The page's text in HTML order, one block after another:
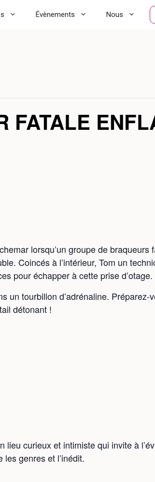
Évènements Nous
FATALE
lorsqu’un groupe de braqueurs
Coincés à l’intérieur, Tom un
pour échapper à cette prise d’otage.
un tourbillon d’adrénaline. Préparez-
détonant !
curieux et intimiste qui invite à
genres et l’inédit.